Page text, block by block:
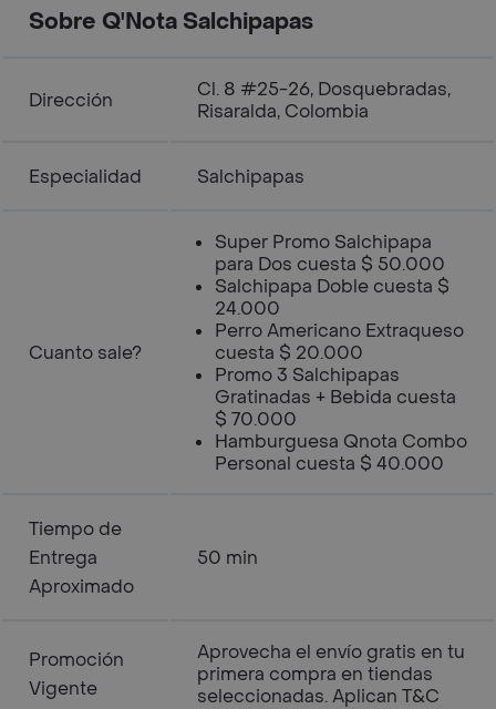
Sobre Q'Nota Salchipapas
Dirección
Cl. 8 #25-26, Dosquebradas,
Risaralda, Colombia
Especialidad Salchipapas
Cuanto sale?
Super Promo Salchipapa
para Dos cuesta $ 50.000
Salchipapa Doble cuesta $
24.000
Perro Americano Extraqueso
cuesta $ 20.000
Promo 3 Salchipapas
Gratinadas + Bebida cuesta
$ 70.000
Hamburguesa Qnota Combo
Personal cuesta $ 40.000
Tiempo de
Entrega
Aproximado
50 min
Promoción
Vigente
Aprovecha el envío gratis en tu
primera compra en tiendas
seleccionadas. Aplican T&C